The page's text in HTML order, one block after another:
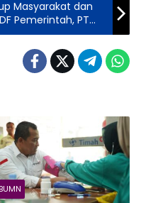
Masyarakat dan
Pemerintah, PT
Masyarakat
BUMN